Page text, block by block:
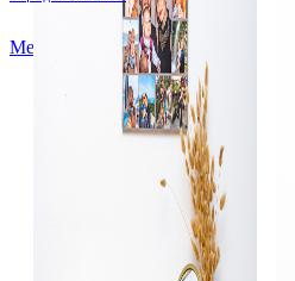
Меню